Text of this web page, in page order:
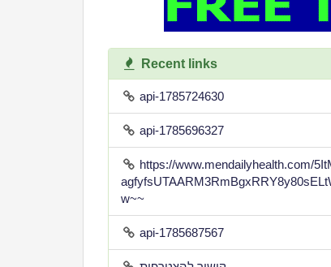
Recent links
api-1785724630
api-1785696327
https://www.mendailyhealth.com/
w~~
api-1785687567